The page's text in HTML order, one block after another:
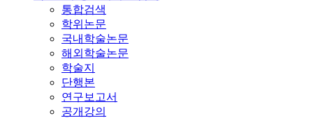
통합검색
학위논문
국내학술논문
해외학술논문
학술지
단행본
연구보고서
공개강의